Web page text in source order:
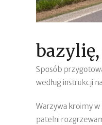
Sposób
według instrukcji
Warzywa kroimy w
patelni